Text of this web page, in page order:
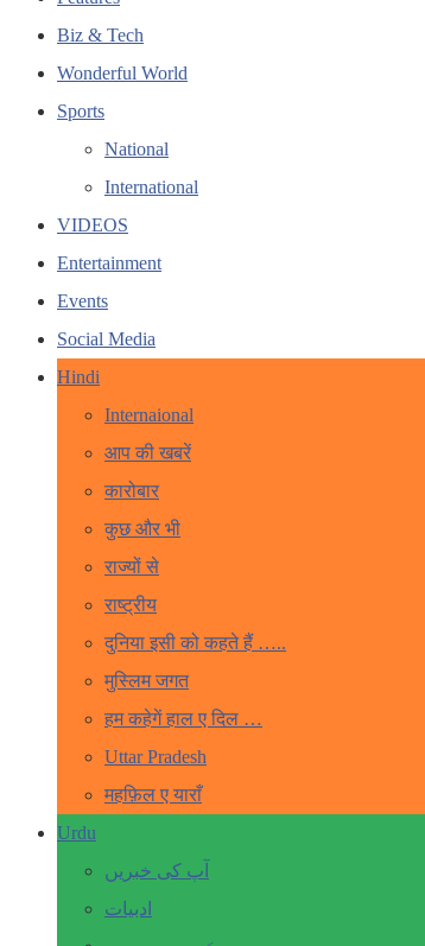
Biz & Tech
Wonderful World
Sports
National
International
VIDEOS
Entertainment
Events
Social Media
Hindi
Internaional
आप की खबरें
कारोबार
कुछ और भी
राज्यों से
राष्ट्रीय
दुनिया इसी को कहते हैं …..
मुस्लिम जगत
हम कहेगें हाल ए दिल …
Uttar Pradesh
महफ़िल ए याराँ
Urdu
آپ کی خبریں
ادبیات